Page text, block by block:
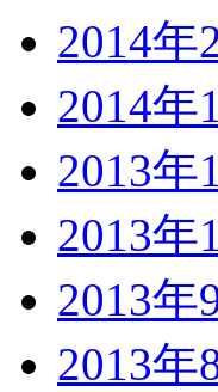
2014年
2014年
2013年
2013年
2013年
2013年